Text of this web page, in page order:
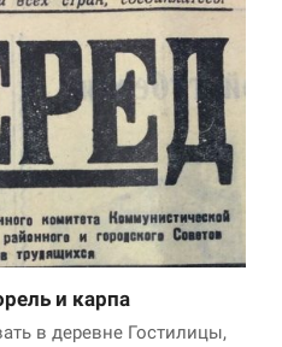
и карпа
в деревне Гостилицы,